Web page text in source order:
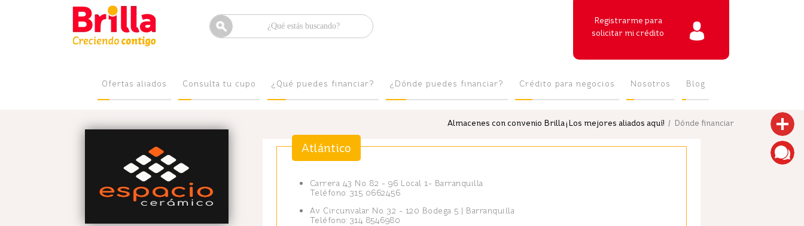
Registrarme para
solicitar mi crédito
Ofertas aliados Consulta tu cupo ¿Qué puedes financiar? ¿Dónde puedes financiar? Crédito para negocios Nosotros Blog
Almacenes con convenio Brilla ¡Los mejores aliados aquí! / Dónde financiar
Atlántico
Carrera 43 No. 82 - 96 Local 1- Barranquilla
Teléfono: 315 0662456
Av Circunvalar No. 32 - 120 Bodega 5 | Barranquilla
Teléfono: 314 8546980